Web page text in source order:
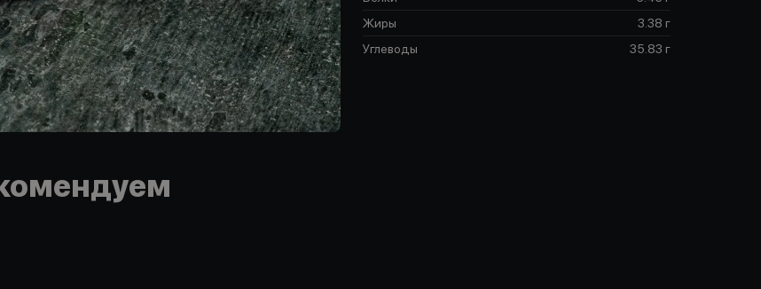
Жиры
3.38 г
Углеводы
35.83 г